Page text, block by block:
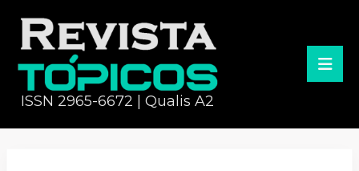
ISSN 2965-6672 | Qualis A2